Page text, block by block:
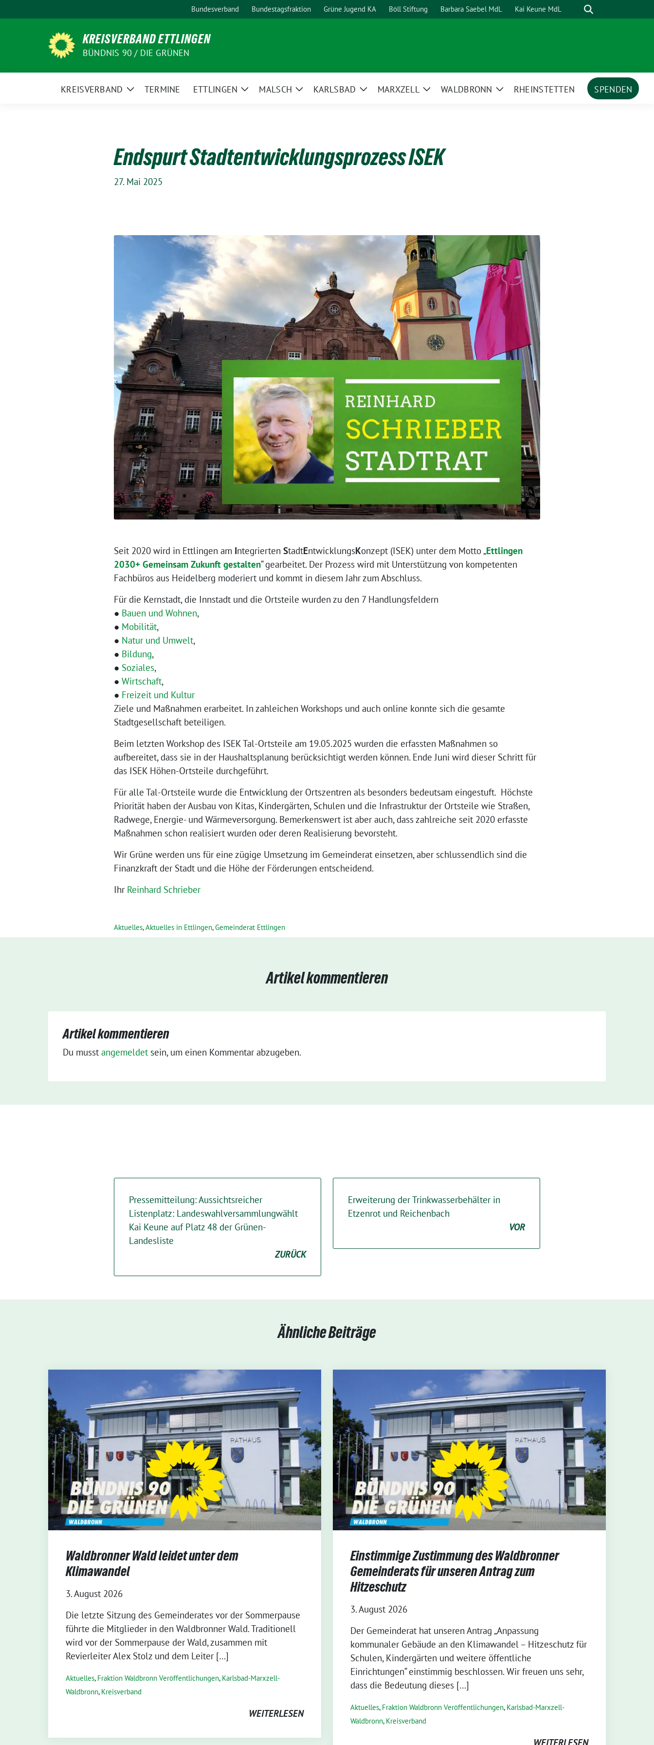
zum
Bundesverband Bundestagsfraktion Grüne Jugend KA Böll Stiftung Barbara Saebel MdL Kai Keune MdL Suche
KREISVERBAND ETTLINGEN
BÜNDNIS 90 / DIE GRÜNEN
KREISVERBAND
ZeigeTERMINE ETTLINGEN
ZeigeMALSCH
ZeigeKARLSBAD
ZeigeMARXZELL
ZeigeWALDBRONN
ZeigeRHEINSTETTEN SPENDEN
Endspurt Stadtentwicklungsprozess ISEK
27. Mai 2025
Seit 2020 wird in Ettlingen am Integrierten StadtEntwick­lungsKonzept (ISEK) unter dem Motto „Ettlingen
2030+ Gemeinsam Zukunft gestalten“ gearbeitet. Der Prozess wird mit Unterstützung von kompetenten
Fachbüros aus Heidelberg moderiert und kommt in diesem Jahr zum Abschluss.
Für die Kernstadt, die Innstadt und die Ortsteile wurden zu den 7 Handlungsfeldern
● Bauen und Wohnen,
● Mobilität,
● Natur und Umwelt,
● Bildung,
● Soziales,
● Wirtschaft,
● Freizeit und Kultur
Ziele und Maßnahmen erarbeitet. In zahleichen Workshops und auch online konnte sich die gesamte
Stadtgesellschaft beteiligen.
Beim letzten Workshop des ISEK Tal-Ortsteile am 19.05.2025 wurden die erfassten Maßnahmen so
aufbereitet, dass sie in der Haushaltsplanung berücksichtigt werden können. Ende Juni wird dieser Schritt für
das ISEK Höhen-Ortsteile durchgeführt.
Für alle Tal-Ortsteile wurde die Entwicklung der Ortszentren als besonders bedeutsam eingestuft. Höchste
Priorität haben der Ausbau von Kitas, Kindergärten, Schulen und die Infra­struktur der Ortsteile wie Straßen,
Radwege, Energie- und Wärmeversorgung. Bemerkenswert ist aber auch, dass zahl­reiche seit 2020 erfasste
Maßnahmen schon realisiert wurden oder deren Realisierung bevorsteht.
Wir Grüne werden uns für eine zügige Umsetzung im Gemein­derat einsetzen, aber schlussendlich sind die
Finanz­kraft der Stadt und die Höhe der Förderungen entscheidend.
Ihr Reinhard Schrieber
Aktuelles,Aktuelles in Ettlingen,Gemeinderat Ettlingen
Artikel kommentieren
Artikel kommentieren
Du musst angemeldet sein, um einen Kommentar abzugeben.
Pressemitteilung: Aussichtsreicher
Listenplatz: Landeswahlversammlungwählt
Kai Keune auf Platz 48 der Grünen-
Landesliste
ZURÜCK
Erweiterung der Trinkwasserbehälter in
Etzenrot und Reichenbach
VOR
Ähnliche Beiträge
Waldbronner Wald leidet unter dem
Klimawandel
3. August 2026
Die letzte Sitzung des Gemeinderates vor der Sommerpause
führte die Mitglieder in den Waldbronner Wald. Traditionell
wird vor der Sommerpause der Wald, zusammen mit
Revierleiter Alex Stolz und dem Leiter […]
Aktuelles, Fraktion Waldbronn Veröffentlichungen, Karlsbad-Marxzell-
Waldbronn, Kreisverband
WEITERLESEN
Einstimmige Zustimmung des Waldbronner
Gemeinderats für unseren Antrag zum
Hitzeschutz
3. August 2026
Der Gemeinderat hat unseren Antrag „Anpassung
kommunaler Gebäude an den Klimawandel – Hitzeschutz für
Schulen, Kindergärten und weitere öffentliche
Einrichtungen“ einstimmig beschlossen. Wir freuen uns sehr,
dass die Bedeutung dieses […]
Aktuelles, Fraktion Waldbronn Veröffentlichungen, Karlsbad-Marxzell-
Waldbronn, Kreisverband
WEITERLESEN